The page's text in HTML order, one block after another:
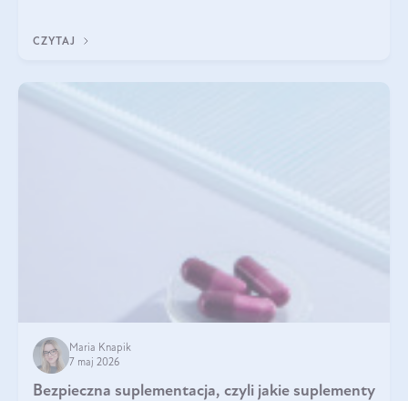
zwiększa masę
CZYTAJ
Maria Knapik
7 maj 2026
Bezpieczna suplementacja, czyli jakie suplementy